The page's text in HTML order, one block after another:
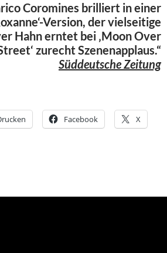
Coromines brilliert in einer
Version, der vielseitige
Hahn erntet bei ‚Moon Over
zurecht Szenenapplaus.“
Süddeutsche Zeitung
Facebook X